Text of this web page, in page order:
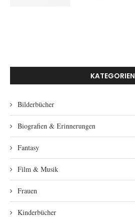
KATEGORIEN
Bilderbücher
Biografien & Erinnerungen
Fantasy
Film & Musik
Frauen
Kinderbücher